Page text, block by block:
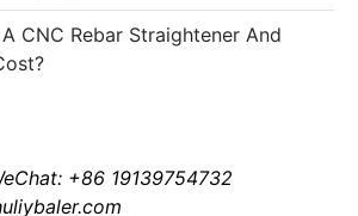
CNC Rebar Straightener And
+86 19139754732